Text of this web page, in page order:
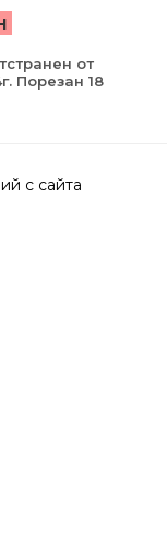
от
Порезан 18
с сайта